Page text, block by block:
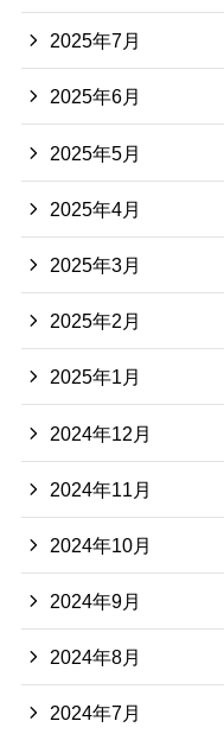
2025年7月
2025年6月
2025年5月
2025年4月
2025年3月
2025年2月
2025年1月
2024年12月
2024年11月
2024年10月
2024年9月
2024年8月
2024年7月